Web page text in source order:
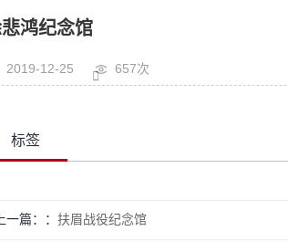
鸿纪念馆
2019-12-25 657次
标签
上一篇： 扶眉战役纪念馆